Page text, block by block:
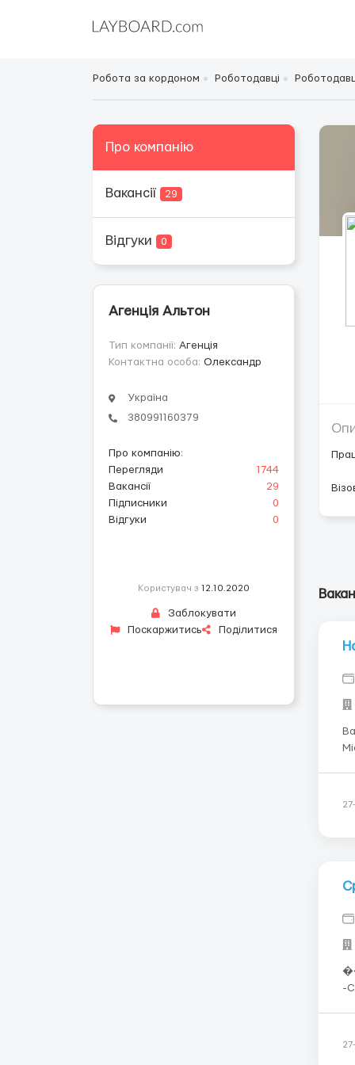
Робота за кордоном Роботодавці
Про компанію
Вакансії 29
Відгуки 0
Агенція Альтон
Тип компанії: Агенція
Контактна особа: Олександр
Україна
380991160379
Про компанію:
Перегляди
1744
Вакансії
29
Підписники
0
Відгуки
0
Користувач з 12.10.2020
Заблокувати
Поскаржитись
Поділитися
-